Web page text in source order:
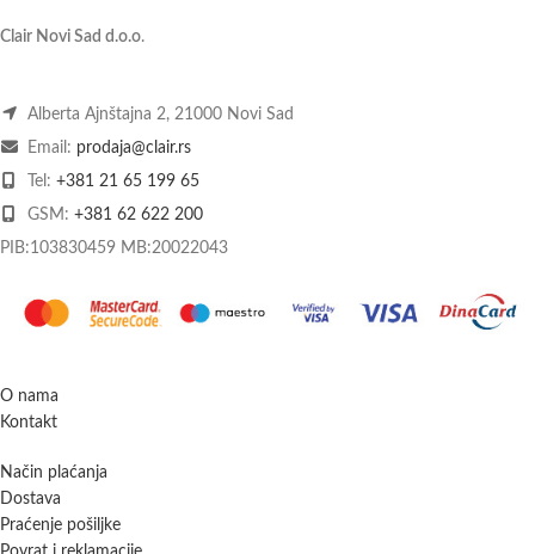
Clair Novi Sad d.o.o.
Alberta Ajnštajna 2, 21000 Novi Sad
Email: prodaja@clair.rs
Tel: +381 21 65 199 65
GSM: +381 62 622 200
PIB:103830459 MB:20022043
O nama
Kontakt
Način plaćanja
Dostava
Praćenje pošiljke